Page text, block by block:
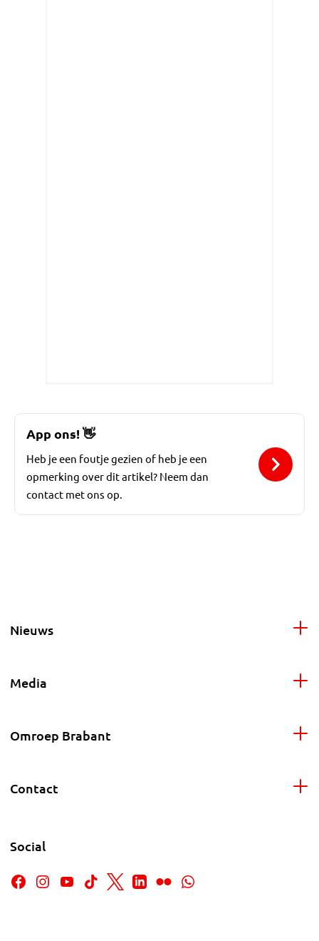
App ons!👋
Heb je een foutje gezien of heb je een
opmerking over dit artikel? Neem dan
contact met ons op.
Nieuws
Media
Omroep Brabant
Contact
Social